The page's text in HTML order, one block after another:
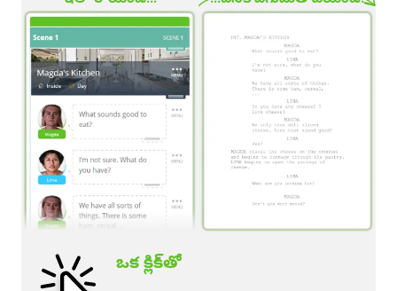
ఒక క్లిక్‌తో